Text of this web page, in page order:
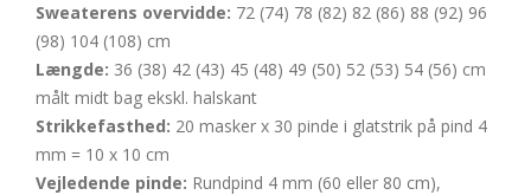
Sweaterens overvidde: 72 (74) 78 (82) 82 (86) 88 (92) 96
(98) 104 (108) cm
Længde: 36 (38) 42 (43) 45 (48) 49 (50) 52 (53) 54 (56) cm
målt midt bag ekskl. halskant
Strikkefasthed: 20 masker x 30 pinde i glatstrik på pind 4
mm = 10 x 10 cm
Vejledende pinde: Rundpind 4 mm (60 eller 80 cm),